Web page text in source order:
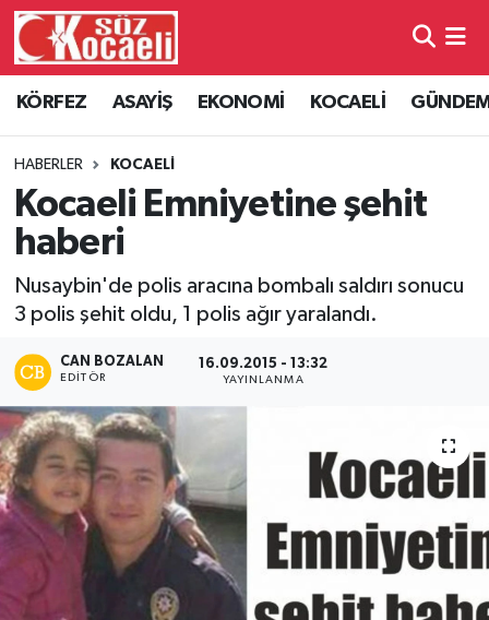
KÖRFEZ ASAYİŞ EKONOMİ KOCAELİ
HABERLER KOCAELİ
Kocaeli Emniyetine şehit
haberi
Nusaybin'de polis aracına bombalı saldırı sonucu
3 polis şehit oldu, 1 polis ağır yaralandı.
CAN BOZALAN
EDITÖR
16.09.2015 - 13:32
YAYINLANMA
Kocaeli Hava Durumu
Kocaeli Namaz Vakitleri
Kocaeli Trafik Yoğunluk Haritası
Süper Lig Puan Durumu ve Fikstür
Tüm Manşetler
Son Dakika Haberleri
Haber Arşivi